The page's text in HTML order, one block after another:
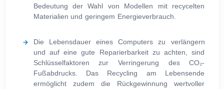
Bedeutung der Wahl von Modellen mit recycelten
Materialien und geringem Energieverbrauch.
Die Lebensdauer eines Computers zu verlängern
und auf eine gute Reparierbarkeit zu achten, sind
Schlüsselfaktoren zur Verringerung des CO₂-
Fußabdrucks. Das Recycling am Lebensende
ermöglicht zudem die Rückgewinnung wertvoller